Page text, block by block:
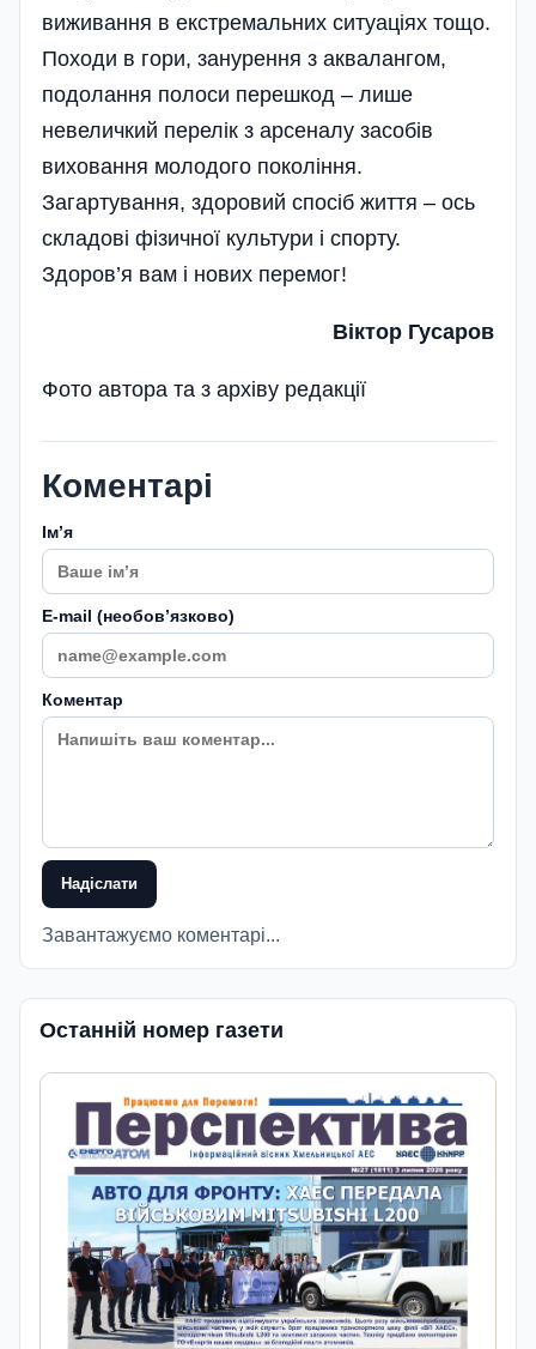
виживання в екстремальних ситуаціях тощо.
Походи в гори, занурення з аквалангом,
подолання полоси перешкод – лише
невеличкий перелік з арсеналу засобів
виховання молодого покоління.
Загартування, здоровий спосіб життя – ось
складові фізичної культури і спорту.
Здоров’я вам і нових перемог!
Віктор Гусаров
Фото автора та з архіву редакції
Коментарі
Імʼя
E-mail (необовʼязково)
Коментар
Надіслати
Завантажуємо коментарі...
Останній номер газети